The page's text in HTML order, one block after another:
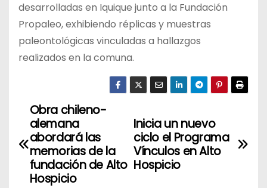
desarrolladas en Iquique junto a la Fundación
Propaleo, exhibiendo réplicas y muestras
paleontológicas vinculadas a hallazgos
realizados en la comuna.
N
a
Inicia un nuevo
ciclo el Programa
Vínculos en Alto
Hospicio
Obra chileno-
alemana
abordará las
memorias de la
fundación de Alto
Hospicio